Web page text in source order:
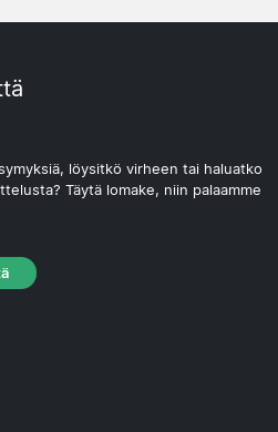
löysitkö virheen tai haluatko
Täytä lomake, niin palaamme